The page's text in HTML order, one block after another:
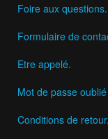
Foire aux questions.
Formulaire de
Etre appelé.
Mot de passe oublié
Conditions de retour.